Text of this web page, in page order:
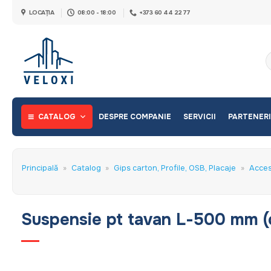
LOCAȚIA 08:00 - 18:00 +373 60 44 22 77
CATALOG DESPRE COMPANIE SERVICII PARTENERI
Principală » Catalog » Gips carton, Profile, OSB, Placaje »
Suspensie pt tavan L-500 mm